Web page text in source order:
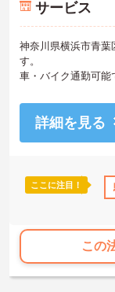
社会保険完備
サービス
神奈川県横浜市青葉
す。
車・バイク通勤可能
詳細を見る
ここに注目！
この